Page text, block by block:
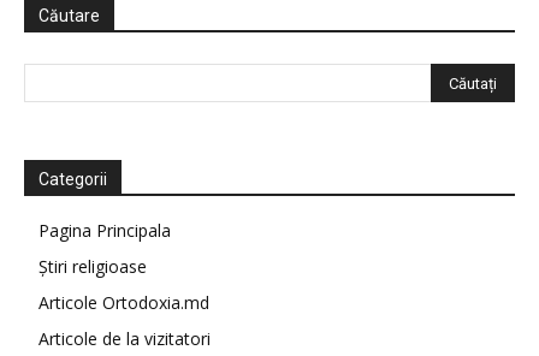
Căutare
Categorii
Pagina Principala
Știri religioase
Articole Ortodoxia.md
Articole de la vizitatori